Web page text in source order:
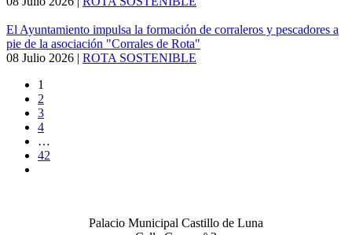
El Ayuntamiento impulsa la formación de corraleros y pescadores a
pie de la asociación "Corrales de Rota"
08 Julio 2026 | ROTA SOSTENIBLE
1
2
3
4
…
42
Palacio Municipal Castillo de Luna